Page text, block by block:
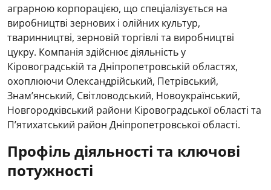
аграрною корпорацією, що спеціалізується на
виробництві зернових і олійних культур,
тваринництві, зерновій торгівлі та виробництві
цукру. Компанія здійснює діяльність у
Кіровоградській та Дніпропетровській областях,
охоплюючи Олександрійський, Петрівський,
Знам’янський, Світловодський, Новоукраїнський,
Новгородківський райони Кіровоградської області та
П’ятихатський район Дніпропетровської області.
Профіль діяльності та ключові
потужності